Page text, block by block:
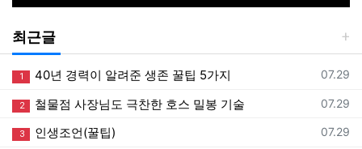
최근글
등록일
07.29
1 40년 경력이 알려준 생존 꿀팁 5가지
등록일
07.29
2 철물점 사장님도 극찬한 호스 밀봉 기술
등록일
07.29
3 인생조언(꿀팁)